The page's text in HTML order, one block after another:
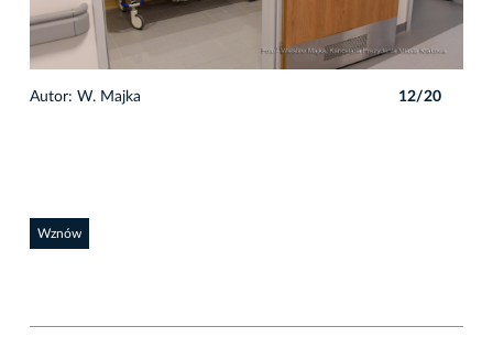
Autor: W. Majka 12/20
Wznów